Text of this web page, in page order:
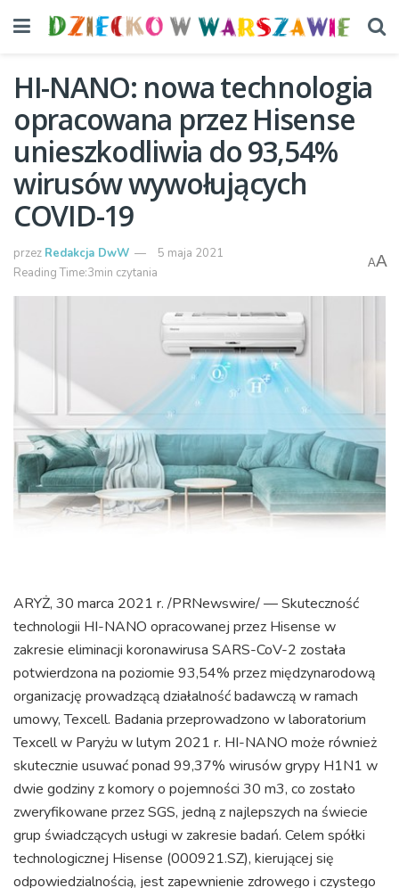
HI-NANO: nowa technologia
opracowana przez Hisense
unieszkodliwia do 93,54%
wirusów wywołujących
COVID-19
przez Redakcja DwW
5 maja 2021
Reading Time:3min czytania
AA
ARYŻ, 30 marca 2021 r. /PRNewswire/ — Skuteczność
technologii HI-NANO opracowanej przez Hisense w
zakresie eliminacji koronawirusa SARS-CoV-2 została
potwierdzona na poziomie 93,54% przez międzynarodową
organizację prowadzącą działalność badawczą w ramach
umowy, Texcell. Badania przeprowadzono w laboratorium
Texcell w Paryżu w lutym 2021 r. HI-NANO może również
skutecznie usuwać ponad 99,37% wirusów grypy H1N1 w
dwie godziny z komory o pojemności 30 m3, co zostało
zweryfikowane przez SGS, jedną z najlepszych na świecie
grup świadczących usługi w zakresie badań. Celem spółki
technologicznej Hisense (000921.SZ), kierującej się
odpowiedzialnością, jest zapewnienie zdrowego i czystego